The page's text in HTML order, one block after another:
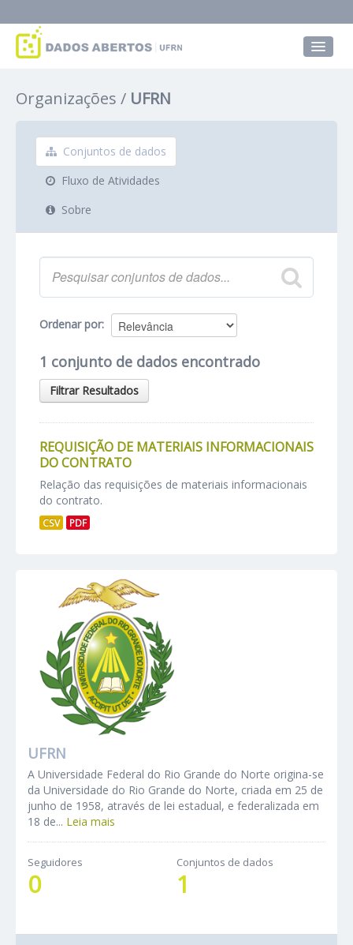
Grupos
Sobre
Organizações UFRN
Conjuntos de dados
Fluxo de Atividades
Sobre
Ordenar por
1 conjunto de dados encontrado
Filtrar Resultados
REQUISIÇÃO DE MATERIAIS INFORMACIONAIS
DO CONTRATO
Relação das requisições de materiais informacionais
do contrato.
CSV PDF
UFRN
A Universidade Federal do Rio Grande do Norte origina-se
da Universidade do Rio Grande do Norte, criada em 25 de
junho de 1958, através de lei estadual, e federalizada em
18 de... Leia mais
Seguidores
0
Conjuntos de dados
1